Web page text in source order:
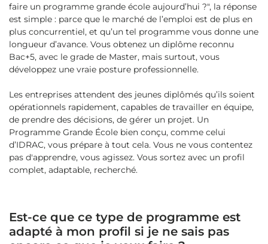
faire un programme grande école aujourd’hui ?", la réponse
est simple : parce que le marché de l’emploi est de plus en
plus concurrentiel, et qu’un tel programme vous donne une
longueur d’avance. Vous obtenez un diplôme reconnu
Bac+5, avec le grade de Master, mais surtout, vous
développez une vraie posture professionnelle.
Les entreprises attendent des jeunes diplômés qu’ils soient
opérationnels rapidement, capables de travailler en équipe,
de prendre des décisions, de gérer un projet. Un
Programme Grande École bien conçu, comme celui
d’IDRAC, vous prépare à tout cela. Vous ne vous contentez
pas d'apprendre, vous agissez. Vous sortez avec un profil
complet, adaptable, recherché.
Est-ce que ce type de programme est
adapté à mon profil si je ne sais pas